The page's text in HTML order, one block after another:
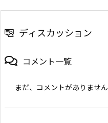
ディスカッション
コメント一覧
まだ、コメントがありません